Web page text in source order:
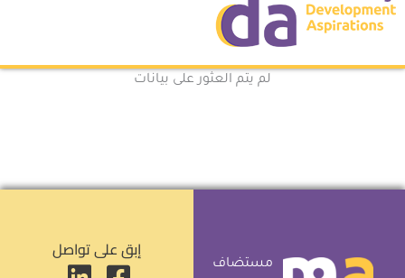
لم يتم العثور على بيانات
مستضاف
إبق على تواصل